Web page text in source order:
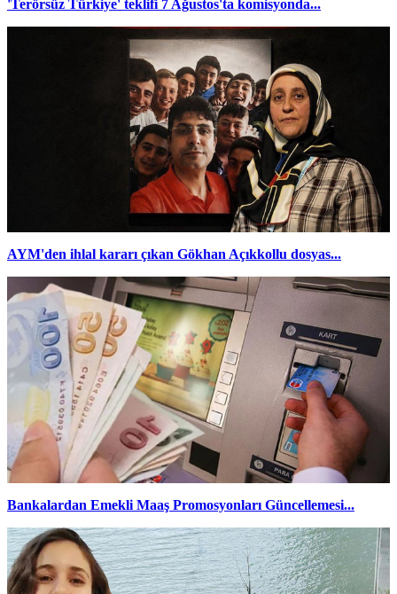
'Terörsüz Türkiye' teklifi 7 Ağustos'ta komisyonda...
AYM'den ihlal kararı çıkan Gökhan Açıkkollu dosyas...
Bankalardan Emekli Maaş Promosyonları Güncellemesi...